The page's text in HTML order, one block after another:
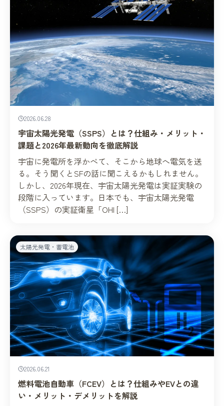
2026.06.28
宇宙太陽光発電（SSPS）とは？仕組み・メリット・
課題と2026年最新動向を徹底解説
宇宙に発電所を浮かべて、そこから地球へ電気を送
る。そう聞くとSFの話に聞こえるかもしれません。
しかし、2026年現在、宇宙太陽光発電は実証実験の
段階に入っています。日本でも、宇宙太陽光発電
（SSPS）の実証衛星「OHI […]
太陽光発電・蓄電池
2026.06.21
燃料電池自動車（FCEV）とは？仕組みやEVとの違
い・メリット・デメリットを解説